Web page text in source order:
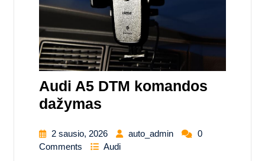
Audi A5 DTM komandos
dažymas
2 sausio, 2026 auto_admin
0
Comments
Audi